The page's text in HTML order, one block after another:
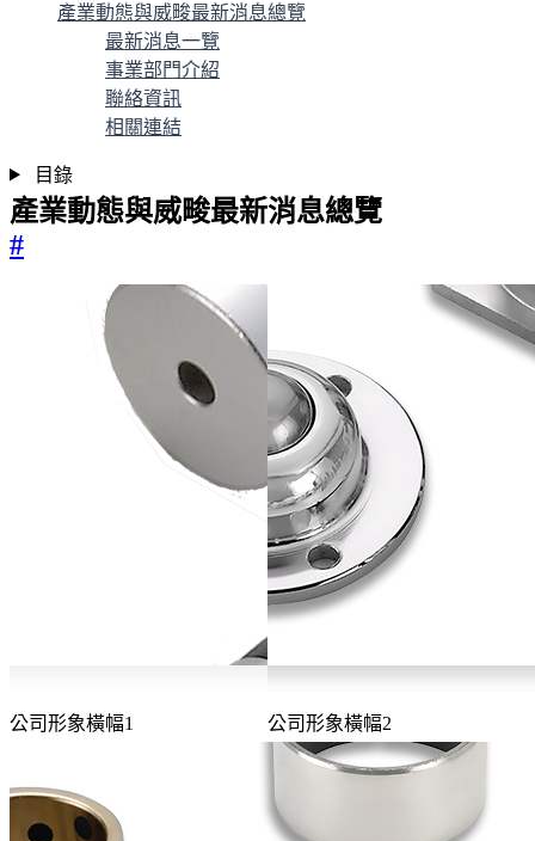
產業動態與威畯最新消息總覽
最新消息一覽
事業部門介紹
聯絡資訊
相關連結
目錄
產業動態與威畯最新消息總覽
#
公司形象橫幅1 公司形象橫幅2